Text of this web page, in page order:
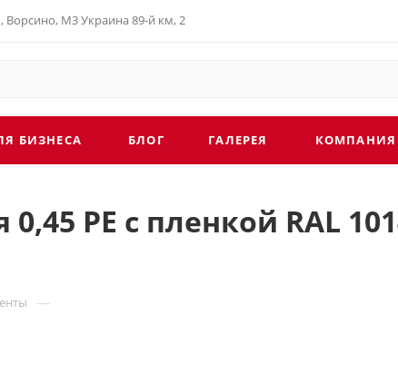
Ворсино, М3 Украина 89-й км, 2
шоссе 35, рынок Строительный плюс
БИЗНЕСА БЛОГ ГАЛЕРЕЯ КОМПАНИЯ
PE с пленкой RAL
—